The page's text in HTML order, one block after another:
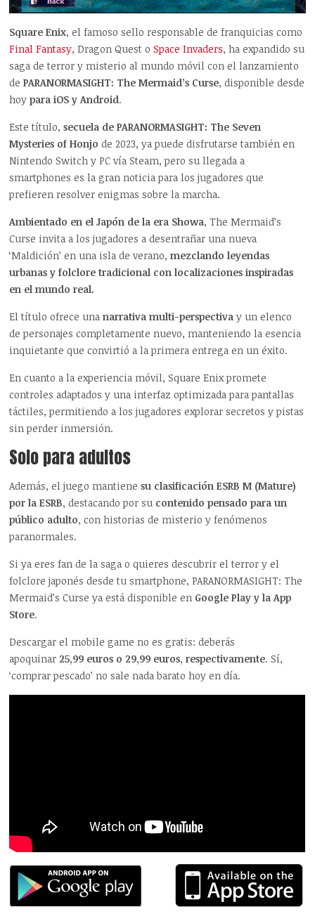
Square Enix, el famoso sello responsable de franquicias como
Final Fantasy, Dragon Quest oSpace Invaders, ha expandido su
saga de terror y misterio al mundo móvil con el lanzamiento
dePARANORMASIGHT: The Mermaid’s Curse, disponible desde
hoypara iOS y Android.
Este título,secuela de PARANORMASIGHT: The Seven
Mysteries of Honjo de 2023, ya puede disfrutarse también en
Nintendo Switch y PC vía Steam, pero su llegada a
smartphones es la gran noticia para los jugadores que
prefieren resolver enigmas sobre la marcha.
Ambientado en el Japón de la era Showa, The Mermaid’s
Curse invita a los jugadores a desentrañar una nueva
‘Maldición’ en una isla de verano,mezclando leyendas
urbanas y folclore tradicional con localizaciones inspiradas
en el mundo real.
El título ofrece unanarrativa multi-perspectiva y un elenco
de personajes completamente nuevo, manteniendo la esencia
inquietante que convirtió a la primera entrega en un éxito.
En cuanto a la experiencia móvil, Square Enix promete
controles adaptados y una interfaz optimizada para pantallas
táctiles, permitiendo a los jugadores explorar secretos y pistas
sin perder inmersión.
Solo para adultos
Además, el juego mantienesu clasificación ESRB M (Mature)
por la ESRB, destacando por su contenido pensado para un
público adulto, con historias de misterio y fenómenos
paranormales.
Si ya eres fan de la saga o quieres descubrir el terror y el
folclore japonés desde tu smartphone, PARANORMASIGHT: The
Mermaid’s Curse ya está disponible en Google Play y la App
Store.
Descargar el mobile game no es gratis: deberás
apoquinar 25,99 euros o 29,99 euros, respectivamente. Sí,
‘comprar pescado’ no sale nada barato hoy en día.